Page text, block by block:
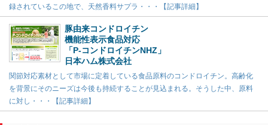
録されているこの地で、天然香料サプラ・・・【記事詳細】
豚由来コンドロイチン
機能性表示食品対応
「P-コンドロイチンNHZ」
日本ハム株式会社
関節対応素材として市場に定着している食品原料のコンドロイチン。高齢化
を背景にそのニーズは今後も持続することが見込まれる。そうした中、原料
に対し・・・【記事詳細】